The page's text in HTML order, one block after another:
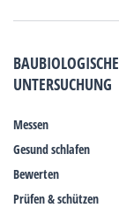
BAUBIOLOGISCHE
UNTERSUCHUNG
Messen
Gesund schlafen
Bewerten
Prüfen & schützen